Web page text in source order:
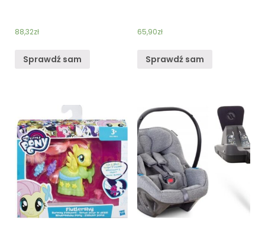
88,32zł
Sprawdź sam
65,90zł
Sprawdź sam